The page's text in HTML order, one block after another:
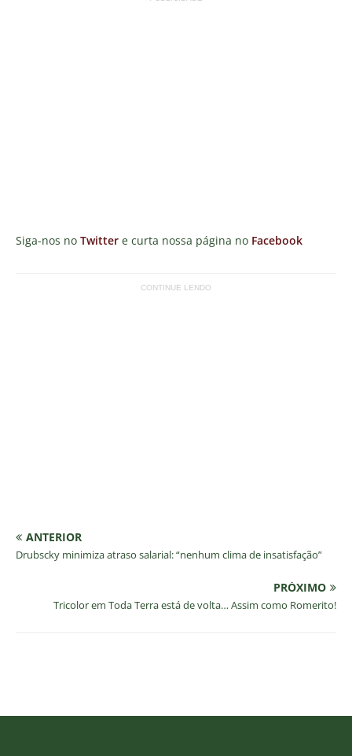
Siga-nos no Twitter e curta nossa página no Facebook
CONTINUE LENDO
ANTERIOR
Drubscky minimiza atraso salarial: “nenhum clima de insatisfação”
PRÓXIMO
Tricolor em Toda Terra está de volta… Assim como Romerito!